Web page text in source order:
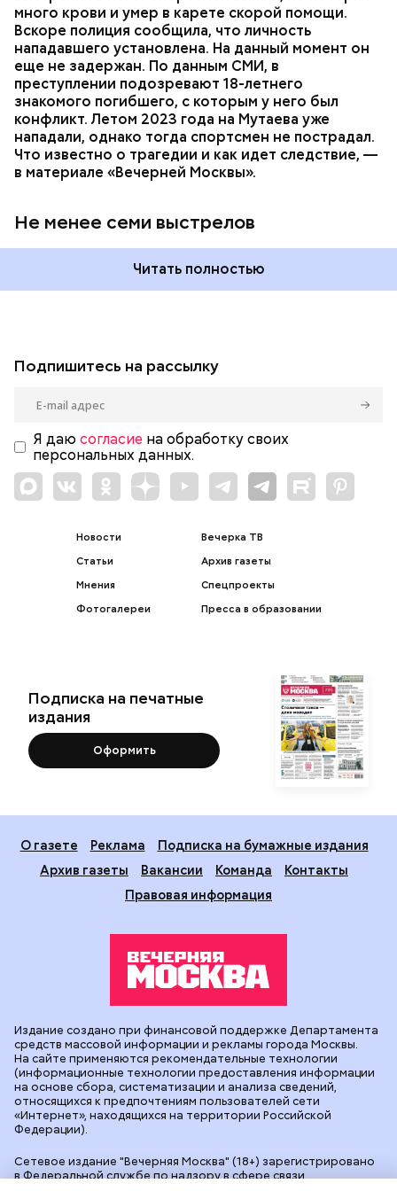
много крови и умер в карете скорой помощи.
Вскоре полиция сообщила, что личность
нападавшего установлена. На данный момент он
еще не задержан. По данным СМИ, в
преступлении подозревают 18-летнего
знакомого погибшего, с которым у него был
конфликт. Летом 2023 года на Мутаева уже
нападали, однако тогда спортсмен не пострадал.
Что известно о трагедии и как идет следствие, —
в материале «Вечерней Москвы».
Не менее семи выстрелов
Читать полностью
Подпишитесь на рассылку
Я даю согласие на обработку своих
персональных данных.
Новости
Статьи
Мнения
Фотогалереи
Вечерка ТВ
Архив газеты
Спецпроекты
Пресса в образовании
Подписка на печатные
издания
Оформить
О газете Реклама
Подписка на бумажные издания
Архив газеты
Вакансии Команда
Контакты
Правовая информация
Сетевое издание "Вечерняя Москва" (18+) зарегистрировано
в Федеральной службе по надзору в сфере связи,
Издание создано при финансовой поддержке Департамента
средств массовой информации и рекламы города Москвы.
На сайте применяются рекомендательные технологии
(информационные технологии предоставления информации
на основе сбора, систематизации и анализа сведений,
относящихся к предпочтениям пользователей сети
«Интернет», находящихся на территории Российской
Федерации).